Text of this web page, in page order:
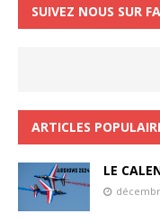
SUIVEZ NOUS SUR
ARTICLES
LE